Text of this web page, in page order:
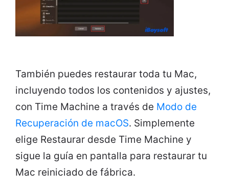
También puedes restaurar toda tu Mac,
incluyendo todos los contenidos y ajustes,
con Time Machine a través de Modo de
Recuperación de macOS. Simplemente
elige Restaurar desde Time Machine y
sigue la guía en pantalla para restaurar tu
Mac reiniciado de fábrica.